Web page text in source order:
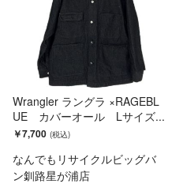
Wrangler ラングラ ×RAGEBL
UE カバーオール Lサイズ...
￥7,700
なんでもリサイクルビッグバ
ン釧路星が浦店